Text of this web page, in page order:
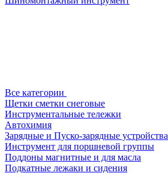
Все категории
Щетки сметки снеговые
Инструментальные тележки
Автохимия
Зарядные и Пуско-зарядные устройства
Инструмент для поршневой группы
Поддоны магнитные и для масла
Подкатные лежаки и сидения